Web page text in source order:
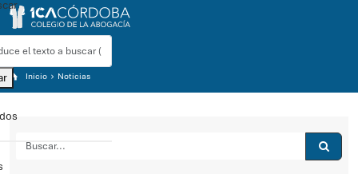
Inicio Noticias